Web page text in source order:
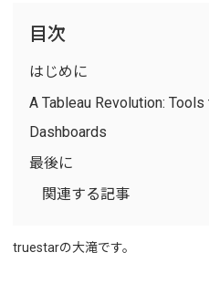
目次
はじめに
A Tableau Revolution:
Dashboards
最後に
関連する記事
truestarの大滝です。